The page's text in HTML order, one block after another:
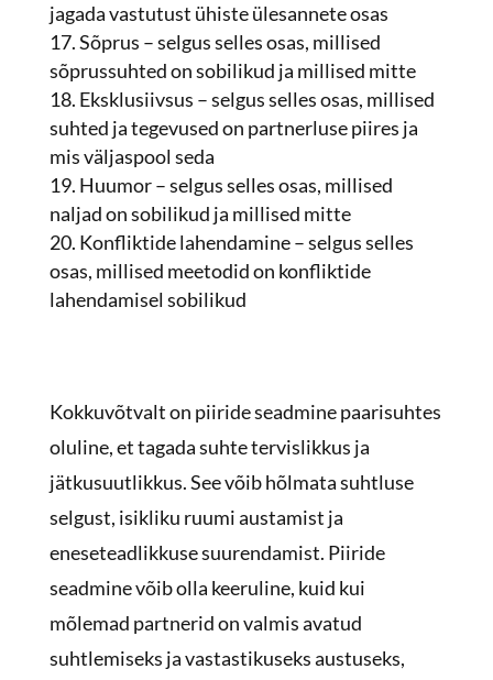
jagada vastutust ühiste ülesannete osas
Sõprus – selgus selles osas, millised
sõprussuhted on sobilikud ja millised mitte
Eksklusiivsus – selgus selles osas, millised
suhted ja tegevused on partnerluse piires ja
mis väljaspool seda
Huumor – selgus selles osas, millised
naljad on sobilikud ja millised mitte
Konfliktide lahendamine – selgus selles
osas, millised meetodid on konfliktide
lahendamisel sobilikud
Kokkuvõtvalt on piiride seadmine paarisuhtes
oluline, et tagada suhte tervislikkus ja
jätkusuutlikkus. See võib hõlmata suhtluse
selgust, isikliku ruumi austamist ja
eneseteadlikkuse suurendamist. Piiride
seadmine võib olla keeruline, kuid kui
mõlemad partnerid on valmis avatud
suhtlemiseks ja vastastikuseks austuseks,